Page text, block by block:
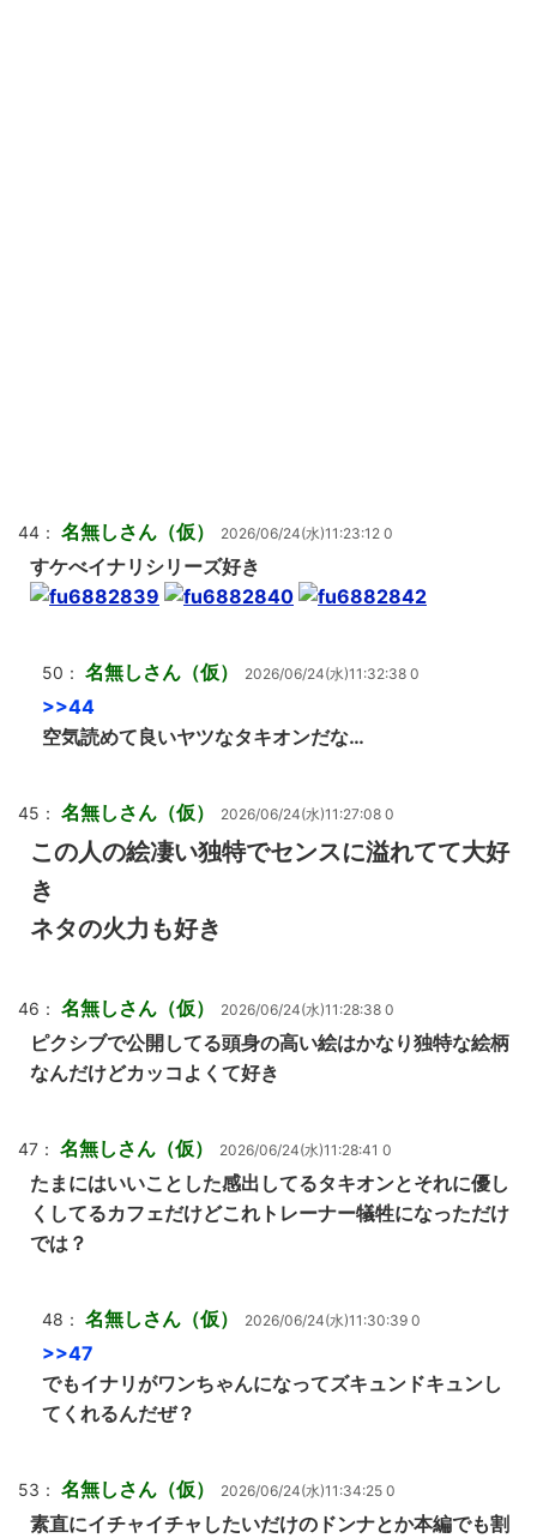
44： 名無しさん（仮） 2026/06/24(水)11:23:12 0
すケべイナリシリーズ好き
50： 名無しさん（仮） 2026/06/24(水)11:32:38 0
>>44
空気読めて良いヤツなタキオンだな…
45： 名無しさん（仮） 2026/06/24(水)11:27:08 0
この人の絵凄い独特でセンスに溢れてて大好
き
ネタの火力も好き
46： 名無しさん（仮） 2026/06/24(水)11:28:38 0
ピクシブで公開してる頭身の高い絵はかなり独特な絵柄
なんだけどカッコよくて好き
47： 名無しさん（仮） 2026/06/24(水)11:28:41 0
たまにはいいことした感出してるタキオンとそれに優し
くしてるカフェだけどこれトレーナー犠牲になっただけ
では？
48： 名無しさん（仮） 2026/06/24(水)11:30:39 0
>>47
でもイナリがワンちゃんになってズキュンドキュンし
てくれるんだぜ？
53： 名無しさん（仮） 2026/06/24(水)11:34:25 0
素直にイチャイチャしたいだけのドンナとか本編でも割